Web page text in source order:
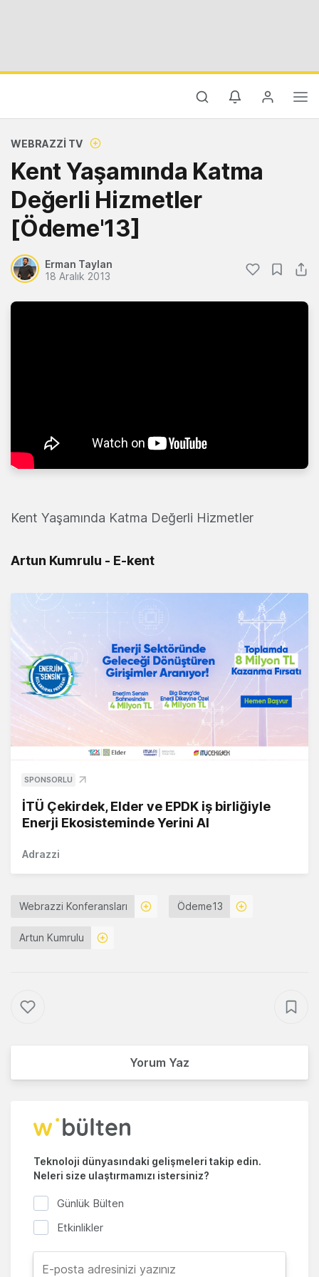
WEBRAZZI TV
Kent Yaşamında Katma
Değerli Hizmetler
[Ödeme'13]
Erman Taylan
18 Aralık 2013
Kent Yaşamında Katma Değerli Hizmetler
Artun Kumrulu - E-kent
SPONSORLU
İTÜ Çekirdek, Elder ve EPDK iş birliğiyle
Enerji Ekosisteminde Yerini Al
Adrazzi
Webrazzi Konferansları Ödeme13
Artun Kumrulu
Yorum Yaz
Teknoloji dünyasındaki gelişmeleri takip edin.
Neleri size ulaştırmamızı istersiniz?
Günlük Bülten
Etkinlikler